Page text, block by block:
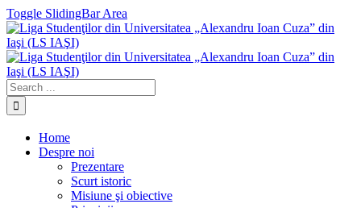
Toggle SlidingBar Area
Home
Despre noi
Prezentare
Scurt istoric
Misiune şi obiective